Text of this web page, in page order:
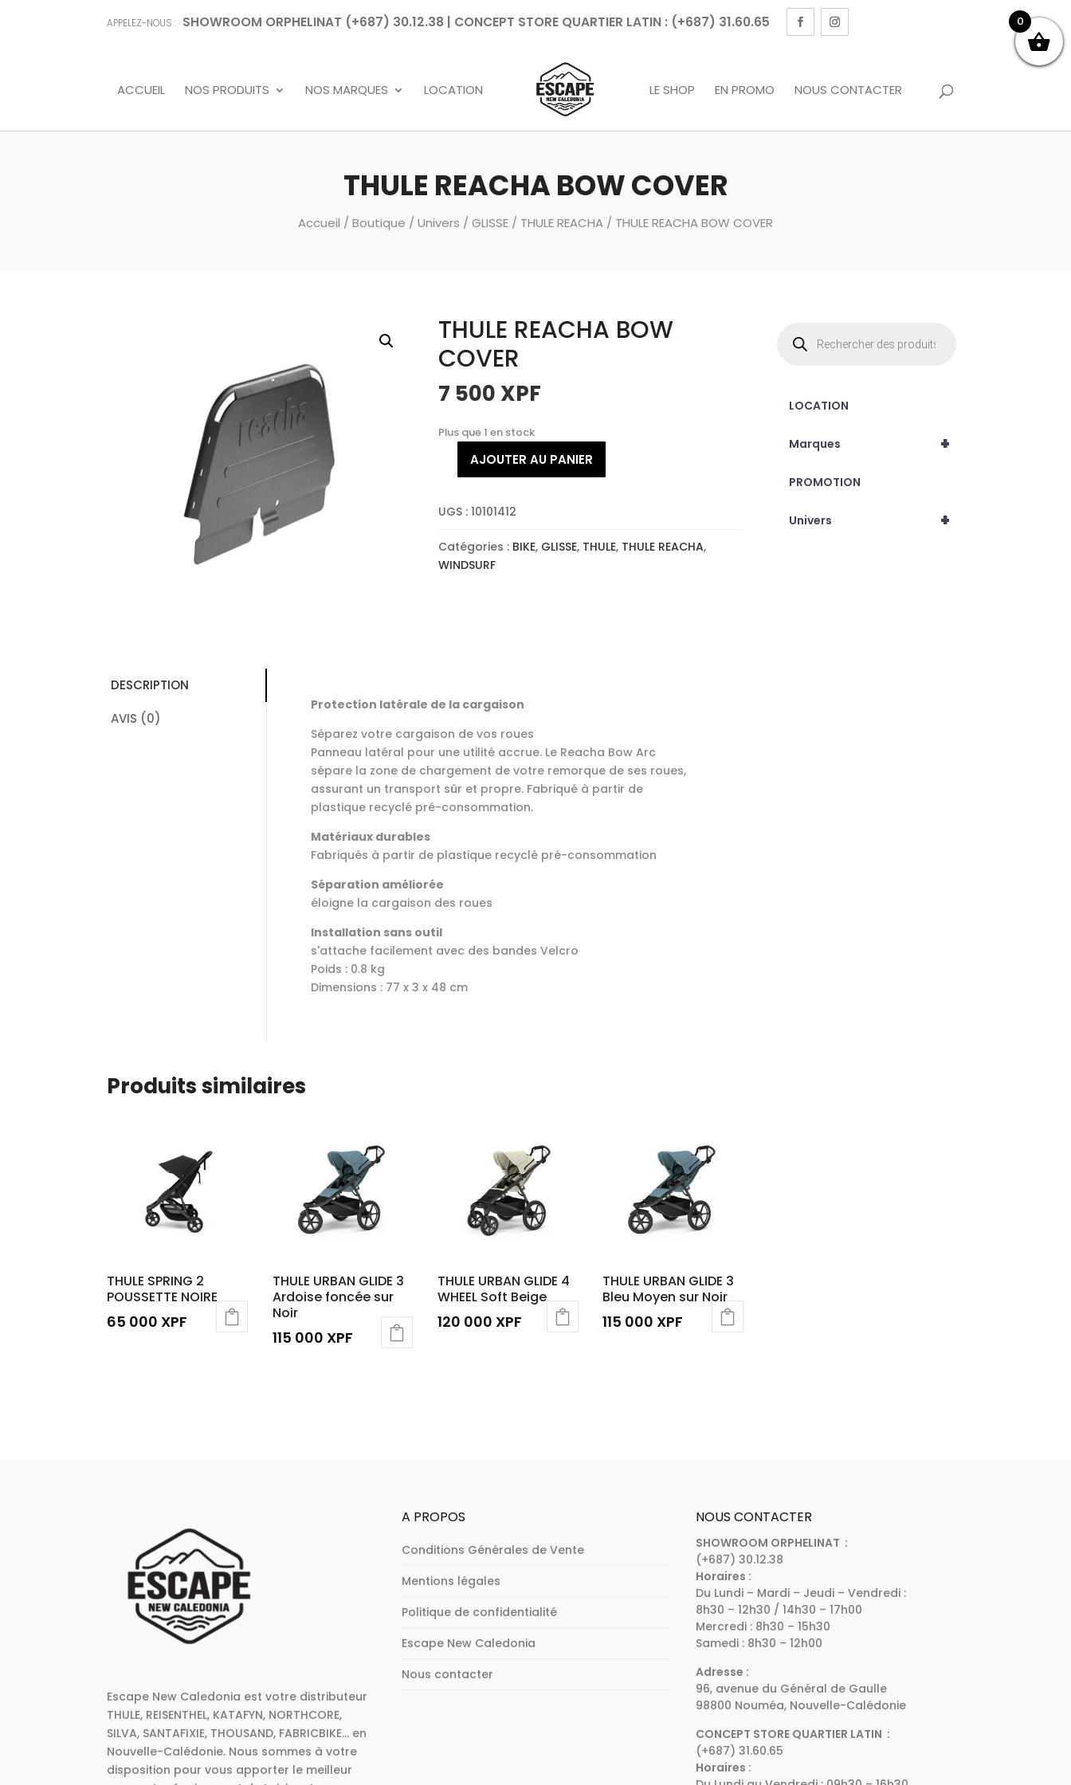
APPELEZ-NOUS : SHOWROOM ORPHELINAT (+687) 30.12.38 | CONCEPT STORE QUARTIER LATIN : (+687) 31.60.65
ACCUEIL NOS PRODUITS NOS MARQUES LOCATION LE SHOP EN PROMO NOUS CONTACTER
THULE REACHA BOW COVER
Accueil / Boutique / Univers / GLISSE / THULE REACHA / THULE REACHA BOW COVER
THULE REACHA BOW
COVER
7 500 XPF
Plus que 1 en stock
quantité
THULE
BOW
COVER
AJOUTER AU PANIER
UGS : 10101412
Catégories : BIKE, GLISSE, THULE, THULE REACHA,
WINDSURF
DESCRIPTION
AVIS (0)
Protection latérale de la cargaison
Séparez votre cargaison de vos roues
Panneau latéral pour une utilité accrue. Le Reacha Bow Arc
sépare la zone de chargement de votre remorque de ses roues,
assurant un transport sûr et propre. Fabriqué à partir de
plastique recyclé pré-consommation.
Matériaux durables
Fabriqués à partir de plastique recyclé pré-consommation
Séparation améliorée
éloigne la cargaison des roues
Installation sans outil
s'attache facilement avec des bandes Velcro
Poids : 0.8 kg
Dimensions : 77 x 3 x 48 cm
Produits similaires
THULE SPRING 2
POUSSETTE NOIRE
65 000 XPF
THULE URBAN GLIDE 3
Ardoise foncée sur
Noir
115 000 XPF
THULE URBAN GLIDE 4
WHEEL Soft Beige
120 000 XPF
THULE URBAN GLIDE 3
Bleu Moyen sur Noir
115 000 XPF
produits
LOCATION
+
Marques
PROMOTION
+
Univers
Escape New Caledonia est votre distributeur
THULE, REISENTHEL, KATAFYN, NORTHCORE,
SILVA, SANTAFIXIE, THOUSAND, FABRICBIKE... en
Nouvelle-Calédonie. Nous sommes à votre
disposition pour vous apporter le meilleur
A PROPOS
Conditions Générales de Vente
Mentions légales
Politique de confidentialité
Escape New Caledonia
Nous contacter
NOUS CONTACTER
SHOWROOM ORPHELINAT :
(+687) 30.12.38
Horaires :
Du Lundi – Mardi – Jeudi – Vendredi :
8h30 – 12h30 / 14h30 – 17h00
Mercredi : 8h30 – 15h30
Samedi : 8h30 – 12h00
Adresse :
96, avenue du Général de Gaulle
98800 Nouméa, Nouvelle-Calédonie
CONCEPT STORE QUARTIER LATIN :
(+687) 31.60.65
Horaires :
0